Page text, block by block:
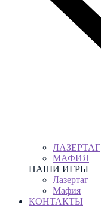
ЛАЗЕРТАГ
МАФИЯ
НАШИ ИГРЫ
Лазертаг
Мафия
КОНТАКТЫ